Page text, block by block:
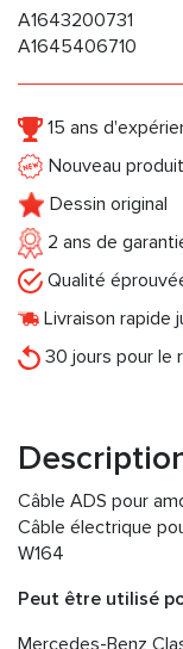
A1643200731
A1645406710
15 ans
Nouveau produit
Dessin original
2 ans de
Qualité
Livraison rapide
30 jours pour le
Câble ADS pour
Câble électrique
W164
Peut être utilisé
Mercedes-Benz